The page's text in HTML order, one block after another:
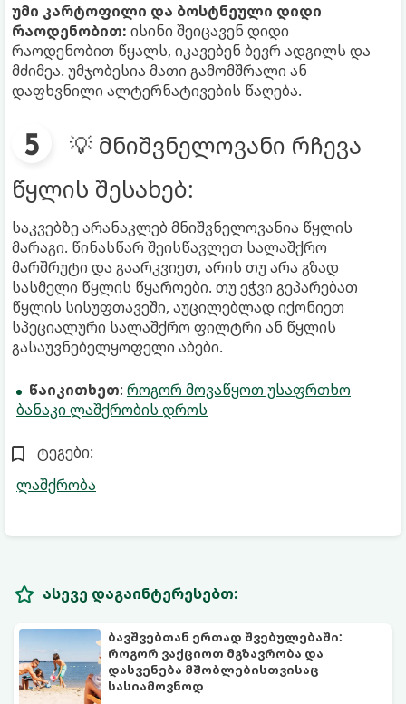
უმი კარტოფილი და ბოსტნეული დიდი
რაოდენობით: ისინი შეიცავენ დიდი
რაოდენობით წყალს, იკავებენ ბევრ ადგილს და
მძიმეა. უმჯობესია მათი გამომშრალი ან
დაფხვნილი ალტერნატივების წაღება.
💡 მნიშვნელოვანი რჩევა
წყლის შესახებ:
საკვებზე არანაკლებ მნიშვნელოვანია წყლის
მარაგი. წინასწარ შეისწავლეთ სალაშქრო
მარშრუტი და გაარკვიეთ, არის თუ არა გზად
სასმელი წყლის წყაროები. თუ ეჭვი გეპარებათ
წყლის სისუფთავეში, აუცილებლად იქონიეთ
სპეციალური სალაშქრო ფილტრი ან წყლის
გასაუვნებელყოფელი აბები.
წაიკითხეთ: როგორ მოვაწყოთ უსაფრთხო
ბანაკი ლაშქრობის დროს
ტეგები:
ლაშქრობა
ასევე დაგაინტერესებთ:
ბავშვებთან ერთად შვებულებაში:
როგორ ვაქციოთ მგზავრობა და
დასვენება მშობლებისთვისაც
სასიამოვნოდ